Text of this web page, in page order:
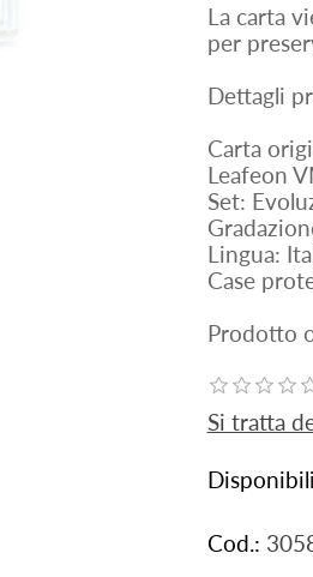
La carta
per
Dettagli
Carta
Leafeon
Set:
Lingua:
Case
Prodotto
Si tratta
Cod.: